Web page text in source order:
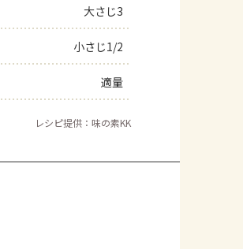
大さじ3
小さじ1/2
適量
レシピ提供：味の素KK